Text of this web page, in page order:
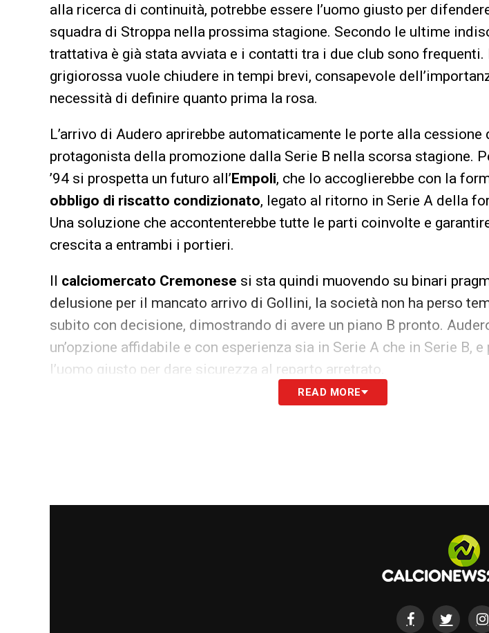
alla ricerca di continuità, potrebbe essere l’uomo giusto per
squadra di Stroppa nella prossima stagione. Secondo le ultime
trattativa è già stata avviata e i contatti tra i due club sono frequenti.
grigiorossa vuole chiudere in tempi brevi, consapevole
necessità di definire quanto prima la rosa.
L’arrivo di Audero aprirebbe automaticamente le porte alla cessione
protagonista della promozione dalla Serie B nella scorsa stagione.
’94 si prospetta un futuro all’Empoli, che lo accoglierebbe con la
obbligo di riscatto condizionato, legato al ritorno in Serie A della
Una soluzione che accontenterebbe tutte le parti coinvolte e
crescita a entrambi i portieri.
Il calciomercato Cremonese si sta quindi muovendo su binari
delusione per il mancato arrivo di Gollini, la società non ha perso
subito con decisione, dimostrando di avere un piano B pronto.
un’opzione affidabile e con esperienza sia in Serie A che in Serie B,
l’uomo giusto per dare sicurezza al reparto arretrato.
Nei prossimi giorni sono attesi sviluppi decisivi: laCremonese
READ MORE